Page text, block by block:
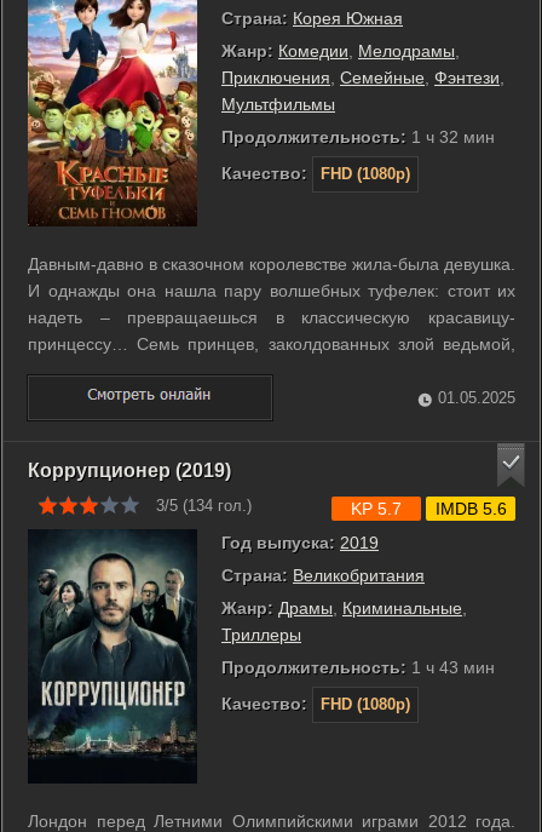
Страна: Корея Южная
Жанр: Комедии Мелодрамы
Приключения Семейные Фэнтези
Мультфильмы
Продолжительность: 1 ч 32 мин
Качество:
FHD (1080p)
Давным-давно в сказочном королевстве жила-была девушка.
И однажды она нашла пару волшебных туфелек: стоит их
надеть – превращаешься в классическую красавицу-
принцессу… Семь принцев, заколдованных злой ведьмой,
стали уродливыми зелеными гномами. Чтобы вернуть себе
человеческий облик, им нужен один поцелуй прекрасной
девушки. В один день пути героев ...
01.05.2025
Коррупционер (2019)
3/5 (134 гол.)
Год выпуска: 2019
Страна: Великобритания
Жанр: Драмы Криминальные
Триллеры
Продолжительность: 1 ч 43 мин
Качество:
FHD (1080p)
KP 5.7 IMDB 5.6
Лондон перед Летними Олимпийскими играми 2012 года.